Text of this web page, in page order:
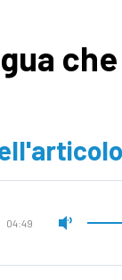
che
04:49